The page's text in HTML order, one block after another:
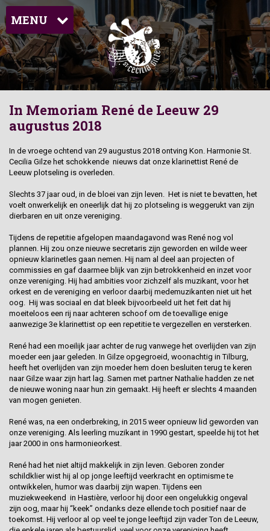
MENU
In Memoriam René de Leeuw 29
augustus 2018
In de vroege ochtend van 29 augustus 2018 ontving Kon. Harmonie St.
Cecilia Gilze het schokkende nieuws dat onze klarinettist René de
Leeuw plotseling is overleden.
Slechts 37 jaar oud, in de bloei van zijn leven. Het is niet te bevatten, het
voelt onwerkelijk en oneerlijk dat hij zo plotseling is weggerukt van zijn
dierbaren en uit onze vereniging.
Tijdens de repetitie afgelopen maandagavond was René nog vol
plannen. Hij zou onze nieuwe secretaris zijn geworden en wilde weer
opnieuw klarinetles gaan nemen. Hij nam al deel aan projecten of
commissies en gaf daarmee blijk van zijn betrokkenheid en inzet voor
onze vereniging. Hij had ambities voor zichzelf als muzikant, voor het
orkest en de vereniging en verloor daarbij medemuzikanten niet uit het
oog. Hij was sociaal en dat bleek bijvoorbeeld uit het feit dat hij
moeiteloos een rij naar achteren schoof om de toevallige enige
aanwezige 3e klarinettist op een repetitie te vergezellen en versterken.
René had een moeilijk jaar achter de rug vanwege het overlijden van zijn
moeder een jaar geleden. In Gilze opgegroeid, woonachtig in Tilburg,
heeft het overlijden van zijn moeder hem doen besluiten terug te keren
naar Gilze waar zijn hart lag. Samen met partner Nathalie hadden ze net
de nieuwe woning naar hun zin gemaakt. Hij heeft er slechts 4 maanden
van mogen genieten.
René was, na een onderbreking, in 2015 weer opnieuw lid geworden van
onze vereniging. Als leerling muzikant in 1990 gestart, speelde hij tot het
jaar 2000 in ons harmonieorkest.
René had het niet altijd makkelijk in zijn leven. Geboren zonder
schildklier wist hij al op jonge leeftijd veerkracht en optimisme te
ontwikkelen, humor was daarbij zijn wapen. Tijdens een
muziekweekend in Hastière, verloor hij door een ongelukkig ongeval
zijn oog, maar hij “keek” ondanks deze ellende toch positief naar de
toekomst. Hij verloor al op veel te jonge leeftijd zijn vader Ton de Leeuw,